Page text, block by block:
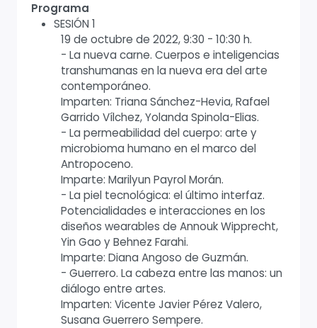
Programa
SESIÓN 1
19 de octubre de 2022, 9:30 - 10:30 h.
- La nueva carne. Cuerpos e inteligencias
transhumanas en la nueva era del arte
contemporáneo.
Imparten: Triana Sánchez-Hevia, Rafael
Garrido Vílchez, Yolanda Spinola-Elias.
- La permeabilidad del cuerpo: arte y
microbioma humano en el marco del
Antropoceno.
Imparte: Marilyun Payrol Morán.
- La piel tecnológica: el último interfaz.
Potencialidades e interacciones en los
diseños wearables de Annouk Wipprecht,
Yin Gao y Behnez Farahi.
Imparte: Diana Angoso de Guzmán.
- Guerrero. La cabeza entre las manos: un
diálogo entre artes.
Imparten: Vicente Javier Pérez Valero,
Susana Guerrero Sempere.